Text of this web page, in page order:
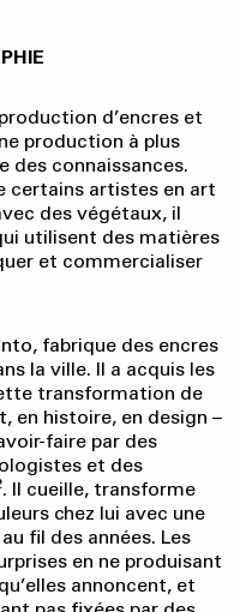
d’encres et
production à plus
des connaissances.
certains artistes en art
des végétaux, il
utilisent des matières
et commercialiser
fabrique des encres
la ville. Il a acquis les
transformation de
en histoire, en design –
faire par des
et des
. Il cueille, transforme
chez lui avec une
fil des années. Les
en ne produisant
annoncent, et